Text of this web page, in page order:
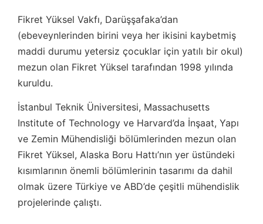
Fikret Yüksel Vakfı, Darüşşafaka’dan
(ebeveynlerinden birini veya her ikisini kaybetmiş
maddi durumu yetersiz çocuklar için yatılı bir okul)
mezun olan Fikret Yüksel tarafından 1998 yılında
kuruldu.
İstanbul Teknik Üniversitesi, Massachusetts
Institute of Technology ve Harvard’da İnşaat, Yapı
ve Zemin Mühendisliği bölümlerinden mezun olan
Fikret Yüksel, Alaska Boru Hattı’nın yer üstündeki
kısımlarının önemli bölümlerinin tasarımı da dahil
olmak üzere Türkiye ve ABD’de çeşitli mühendislik
projelerinde çalıştı.